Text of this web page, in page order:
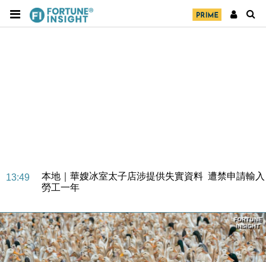
13:49
本地｜華嫂冰室太子店涉提供失實資料 遭禁申請輸入
勞工一年
機
18:31
財經｜華僑銀行上半年淨利創新高 中期息增15%至
47仙